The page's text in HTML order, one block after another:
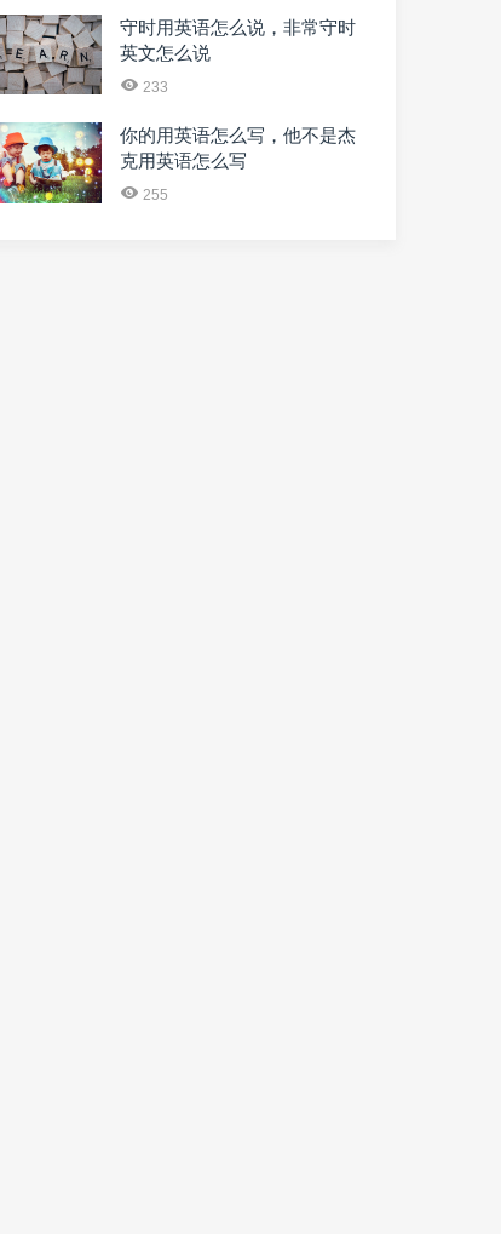
守时用英语怎么说，非常守时
英文怎么说
233
你的用英语怎么写，他不是杰
克用英语怎么写
255